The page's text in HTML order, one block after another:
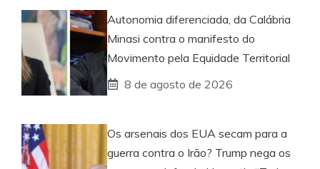
Autonomia diferenciada, da Calábria
Minasi contra o manifesto do
Movimento pela Equidade Territorial
8 de agosto de 2026
Os arsenais dos EUA secam para a
guerra contra o Irão? Trump nega os